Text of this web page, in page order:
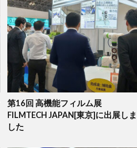
第16回 高機能フィルム展
FILMTECH JAPAN[東京]に出展しま
した